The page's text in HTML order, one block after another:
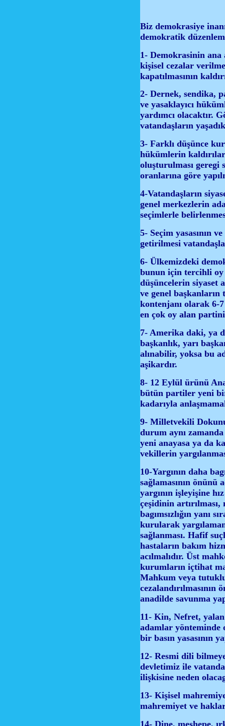
Biz demokrasiye
demokratik
1- Demokrasinin
kişisel cezalar
kapatılmasının
2- Dernek, sendika,
ve yasaklayıcı
yardımcı olacaktır.
vatandaşların
3- Farklı düşünce
hükümlerin
oluşturulması geregi
oranlarına göre
4-Vatandaşların
genel merkezlerin
seçimlerle
5- Seçim yasasının
getirilmesi
6- Ülkemizdeki
bunun için tercihli oy
düşüncelerin siyaset
ve genel başkanların
kontenjanı olarak 6-
en çok oy alan
7- Amerika daki, ya
başkanlık, yarı
alınabilir, yoksa bu
aşikardır.
8- 12 Eylül ürünü
bütün partiler yeni bir
kadarıyla
9- Milletvekili
durum aynı
yeni anayasa ya da
vekillerin
10-Yargının daha
sağlamasının önünü
yargının işleyişine
çeşidinin
bagımsızlığın yanı
kurularak
sağlanması. Hafif
hastaların bakım
acılmalıdır. Üst
kurumların içtihat
Mahkum veya
anadilde savunma
11- Kin, Nefret,
adamlar yönteminde
bir basın yasasının
12- Resmi dili
devletimiz ile
ilişkisine neden
13- Kişisel
mahremiyet ve
14- Dine, meshepe,